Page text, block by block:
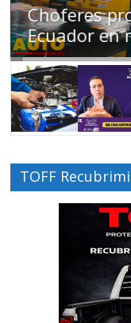
Choferes
Ecuador en
TOFF